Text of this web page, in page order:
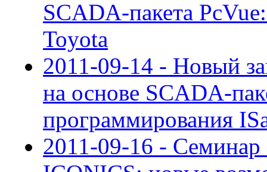
SCADA-пакета
Toyota
2011-09-14 - Новый
на основе SCADA-
программирования
2011-09-16 -